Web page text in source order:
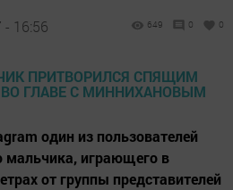
16:56 649 0 0
один из пользователей
мальчика, играющего в
от группы представителей